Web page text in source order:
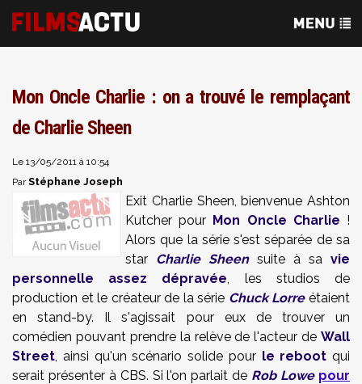
Mon Oncle Charlie : on a trouvé le remplaçant
de Charlie Sheen
Le 13/05/2011 à 10:54
ParStéphane Joseph
Exit Charlie Sheen, bienvenue Ashton
Kutcher pour Mon Oncle Charlie !
Alors que la série s'est séparée de sa
star Charlie Sheensuite à sa vie
personnelle assez dépravée, les studios de
production et le créateur de la série Chuck Lorreétaient
en stand-by. Il s'agissait pour eux de trouver un
comédien pouvant prendre la relève de l'acteur de Wall
Street, ainsi qu'un scénario solide pourle reboot qui
serait présenter à CBS. Si l'on parlait de Rob Lowe pour